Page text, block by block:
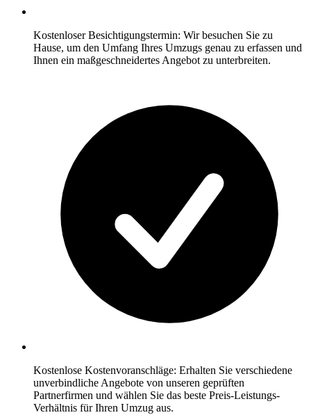
Kostenloser Besichtigungstermin: Wir besuchen Sie zu
Hause, um den Umfang Ihres Umzugs genau zu erfassen und
Ihnen ein maßgeschneidertes Angebot zu unterbreiten.
Kostenlose Kostenvoranschläge: Erhalten Sie verschiedene
unverbindliche Angebote von unseren geprüften
Partnerfirmen und wählen Sie das beste Preis-Leistungs-
Verhältnis für Ihren Umzug aus.